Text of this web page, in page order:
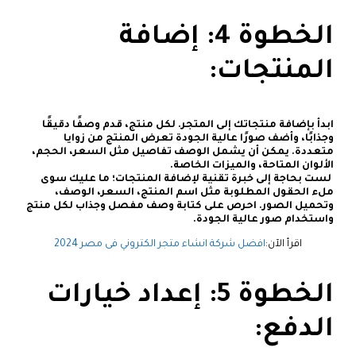
الخطوة 4: إضافة
المنتجات:
ابدأ بإضافة منتجاتك إلى المتجر. لكل منتج، قدم وصفًا دقيقًا
وجذابًا، وأضف صورًا عالية الجودة تعرض المنتج من زوايا
متعددة. يمكن أن يشمل الوصف تفاصيل مثل السعر، الحجم،
الألوان المتاحة، والميزات الخاصة.
لست بحاجة إلى خبرة تقنية لإضافة المنتجات؛ ما عليك سوى
ملء الحقول المطلوبة مثل اسم المنتج، السعر، الوصف،
وتحميل الصور. احرص على كتابة وصف مفصل وجذاب لكل منتج
واستخدام صور عالية الجودة.
اقرأ الآن:افضل شركة انشاء متجر الكتروني فى مصر 2024
الخطوة 5: إعداد خيارات
الدفع: